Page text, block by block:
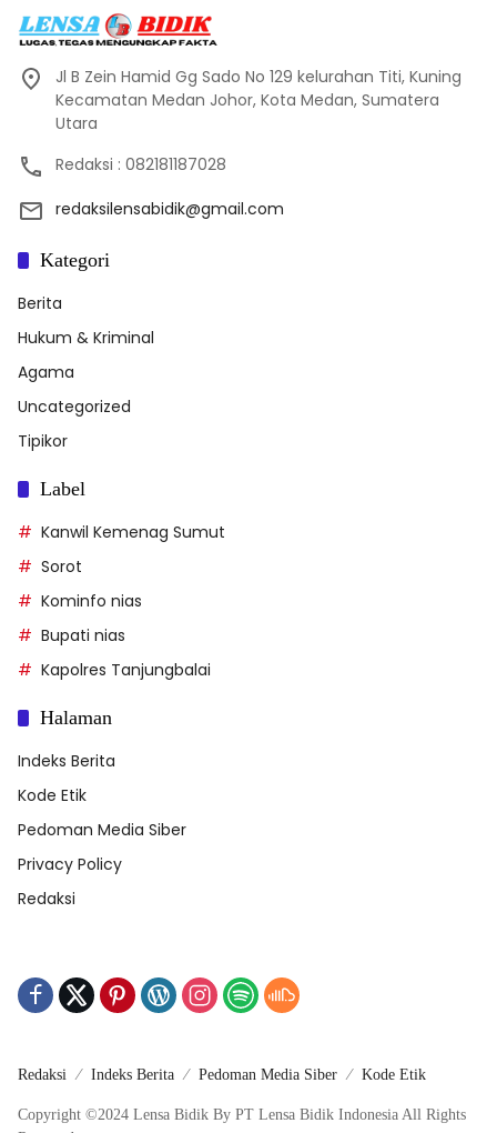
Jl B Zein Hamid Gg Sado No 129 kelurahan Titi, Kuning
Kecamatan Medan Johor, Kota Medan, Sumatera
Utara
Redaksi : 082181187028
redaksilensabidik@gmail.com
Kategori
Berita
Hukum & Kriminal
Agama
Uncategorized
Tipikor
Label
Kanwil Kemenag Sumut
Sorot
Kominfo nias
Bupati nias
Kapolres Tanjungbalai
Halaman
Indeks Berita
Kode Etik
Pedoman Media Siber
Privacy Policy
Redaksi
Redaksi Indeks Berita Pedoman Media Siber Kode Etik
Copyright ©2024 Lensa Bidik By PT Lensa Bidik Indonesia All Rights